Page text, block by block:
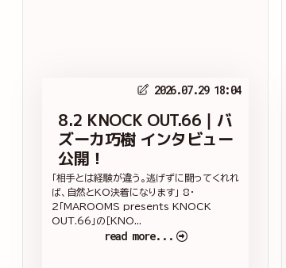
2026.07.29 18:04
8.2 KNOCK OUT.66｜バ
ズーカ巧樹 インタビュー
公開！
「相手とは経験が違う。逃げずに闘ってくれれ
ば、自然とKO決着になります」 8・
2「MAROOMS presents KNOCK
OUT.66」の［KNO...
read more...